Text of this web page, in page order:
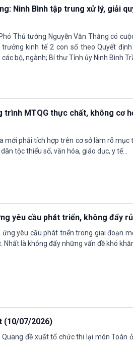
Ninh Bình tập trung xử lý, giải
Thủ tướng Nguyễn Văn Thắng có
kinh tế 2 con số theo Quyết
bộ, ngành; Bí thư Tỉnh ủy Ninh Bình
MTQG thực chất, không cơ
mới phải tích hợp trên cơ sở làm rõ mục
tộc thiểu số, văn hóa, giáo dục, y tế...
yêu cầu phát triển, không đẩy
yêu cầu phát triển trong giai đoạn
là không đẩy những vấn đề khó
(10/07/2026)
đề xuất tổ chức thi lại môn Toán